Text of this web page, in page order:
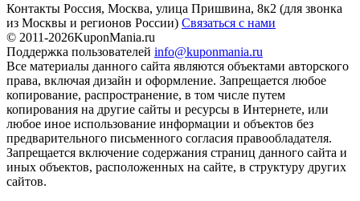
Контакты Россия, Москва, улица Пришвина, 8к2 (для звонка
из Москвы и регионов России) Связаться с нами
© 2011-2026KuponMania.ru
Поддержка пользователей info@kuponmania.ru
Все материалы данного сайта являются объектами авторского
права, включая дизайн и оформление. Запрещается любое
копирование, распространение, в том числе путем
копирования на другие сайты и ресурсы в Интернете, или
любое иное использование информации и объектов без
предварительного письменного согласия правообладателя.
Запрещается включение содержания страниц данного сайта и
иных объектов, расположенных на сайте, в структуру других
сайтов.